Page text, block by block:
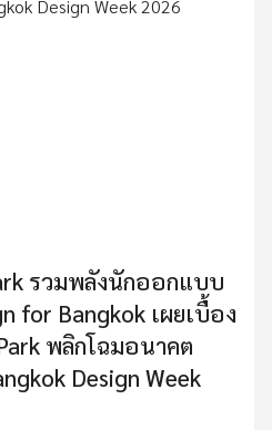
รวมพลังนักออกแบบ
for Bangkok เผยเบื้อง
พลิกโฉมอนาคต
Design Week